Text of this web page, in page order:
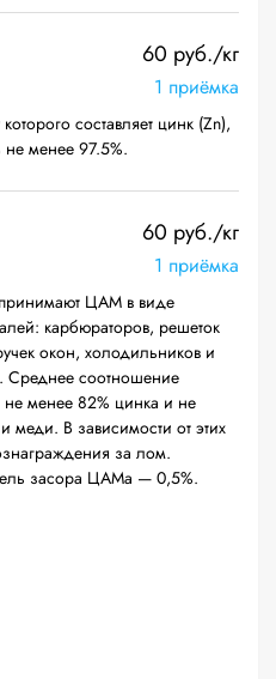
60 руб./кг
1 приёмка
составляет цинк (Zn),
менее 97.5%.
60 руб./кг
1 приёмка
ЦАМ в виде
карбюраторов, решеток
окон, холодильников и
Среднее соотношение
не менее 82% цинка и не
В зависимости от этих
за лом.
засора ЦАМа — 0,5%.